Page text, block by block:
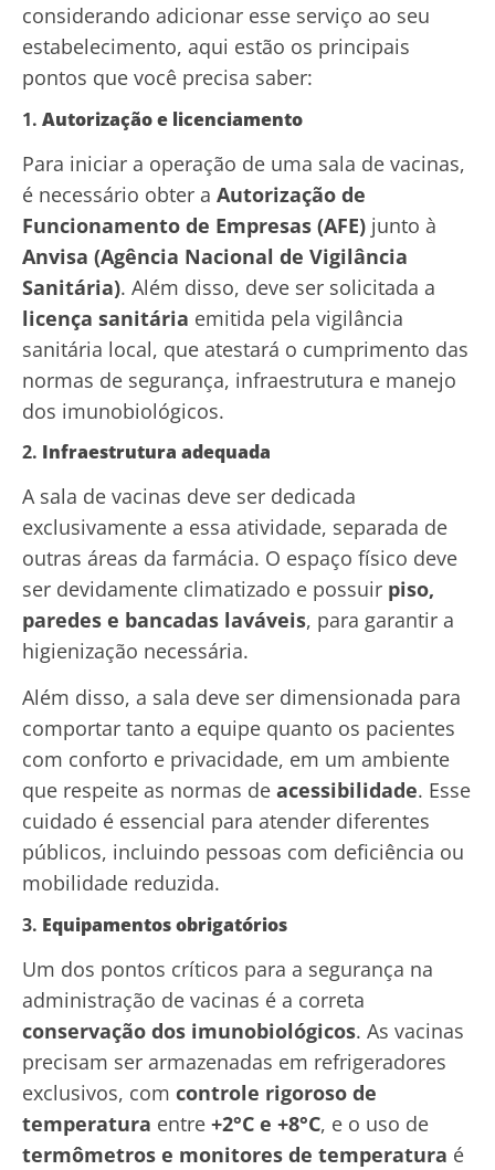
considerando adicionar esse serviço ao seu
estabelecimento, aqui estão os principais
pontos que você precisa saber:
1. Autorização e licenciamento
Para iniciar a operação de uma sala de vacinas,
é necessário obter a Autorização de
Funcionamento de Empresas (AFE) junto à
Anvisa (Agência Nacional de Vigilância
Sanitária). Além disso, deve ser solicitada a
licença sanitária emitida pela vigilância
sanitária local, que atestará o cumprimento das
normas de segurança, infraestrutura e manejo
dos imunobiológicos.
2. Infraestrutura adequada
A sala de vacinas deve ser dedicada
exclusivamente a essa atividade, separada de
outras áreas da farmácia. O espaço físico deve
ser devidamente climatizado e possuir piso,
paredes e bancadas laváveis, para garantir a
higienização necessária.
Além disso, a sala deve ser dimensionada para
comportar tanto a equipe quanto os pacientes
com conforto e privacidade, em um ambiente
que respeite as normas de acessibilidade. Esse
cuidado é essencial para atender diferentes
públicos, incluindo pessoas com deficiência ou
mobilidade reduzida.
3. Equipamentos obrigatórios
Um dos pontos críticos para a segurança na
administração de vacinas é a correta
conservação dos imunobiológicos. As vacinas
precisam ser armazenadas em refrigeradores
exclusivos, com controle rigoroso de
temperatura entre +2°C e +8°C, e o uso de
termômetros e monitores de temperatura é